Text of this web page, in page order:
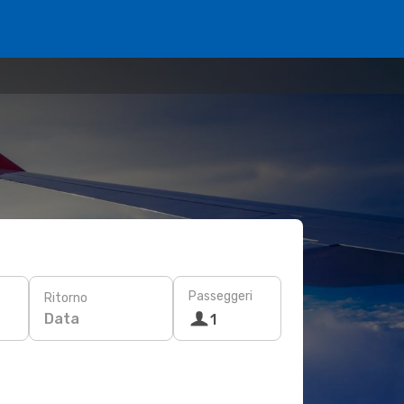
Ritorno
Data
Passeggeri
1